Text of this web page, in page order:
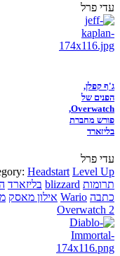
עדי פרל
ג'ף קפלן,
הפנים של
Overwatch,
פורש מחברת
בליזארד
עדי פרל
Headstart Level Up
תרומות blizzard בליזארד
כתבה Wario אילון מאסק
Overwatch 2